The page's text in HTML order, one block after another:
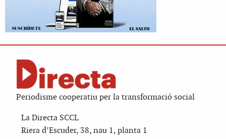
Periodisme cooperatiu per la transformació social
La Directa SCCL
Riera d’Escuder, 38, nau 1, planta 1